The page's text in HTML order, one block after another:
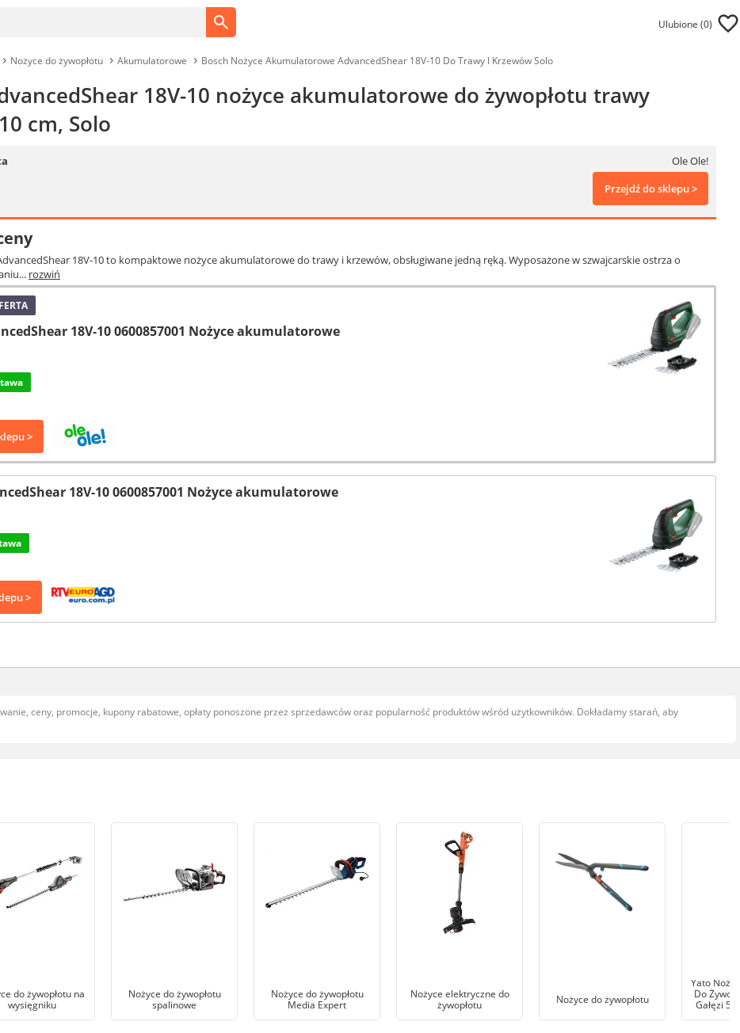
Ulubione (0)
Nożyce do żywopłotu Akumulatorowe Bosch Nożyce Akumulatorowe AdvancedShear 18V-10 Do Trawy I Krzewów Solo
18V-10 nożyce akumulatorowe do żywopłotu trawy
cm, Solo
Ole Ole!
Przejdź do sklepu >
18V-10 to kompaktowe nożyce akumulatorowe do trawy i krzewów, obsługiwane jedną ręką. Wyposażone w szwajcarskie ostrza o
rozwiń
18V-10 0600857001 Nożyce akumulatorowe
>
18V-10 0600857001 Nożyce akumulatorowe
>
ceny, promocje, kupony rabatowe, opłaty ponoszone przez sprzedawców oraz popularność produktów wśród użytkowników. Dokładamy starań, aby
do żywopłotu na
wysięgniku
Nożyce do żywopłotu
spalinowe
Nożyce do żywopłotu
Media Expert
Nożyce elektryczne do
żywopłotu
Nożyce do żywopłotu
Yato
Do
Gałęzi